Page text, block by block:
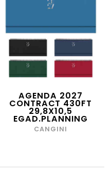
AGENDA 2027
CONTRACT 430FT
29,8X10,5
EGAD.PLANNING
CANGINI